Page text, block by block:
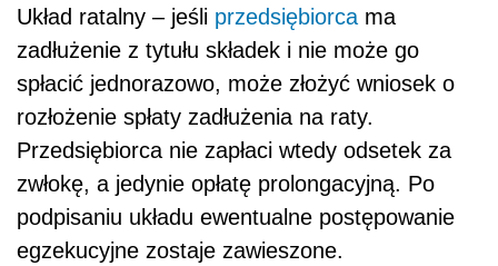
Układ ratalny – jeśli przedsiębiorca ma
zadłużenie z tytułu składek i nie może go
spłacić jednorazowo, może złożyć wniosek o
rozłożenie spłaty zadłużenia na raty.
Przedsiębiorca nie zapłaci wtedy odsetek za
zwłokę, a jedynie opłatę prolongacyjną. Po
podpisaniu układu ewentualne postępowanie
egzekucyjne zostaje zawieszone.